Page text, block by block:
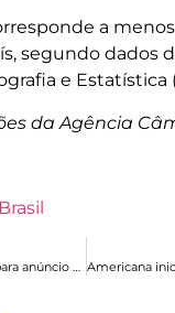
a menos
segundo dados
e Estatística
da Agência
Lula: falta pouco para anúncio sobre petróleo na Margem Equatorial